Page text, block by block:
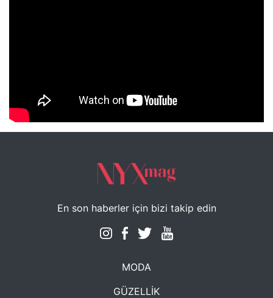
NYXmag 2. Yaş Kutlama Etkinliği
En son haberler için bizi takip edin
MODA
GÜZELLİK